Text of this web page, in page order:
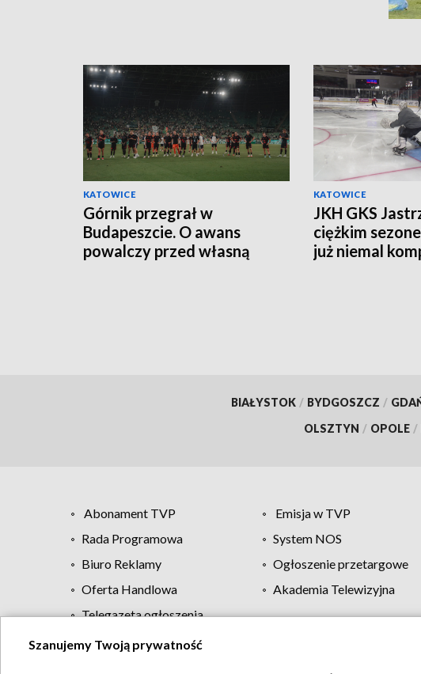
KATOWICE
Górnik przegrał w
Budapeszcie. O awans
powalczy przed własną
KATOWICE
JKH GKS
ciężkim
już niemal
BIAŁYSTOK / BYDGOSZCZ /
OLSZTYN / OPOLE /
Abonament TVP Emisja w TVP
Rada Programowa
System NOS
Biuro Reklamy
Ogłoszenie przetargowe
Oferta Handlowa
Akademia Telewizyjna
Telegazeta ogłoszenia
Szanujemy Twoją prywatność